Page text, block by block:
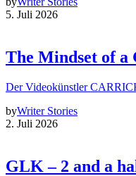
5. Juli 2026
The Mindset of
Der Videokünstler
byWriter Stories
2. Juli 2026
GLK – 2 and a